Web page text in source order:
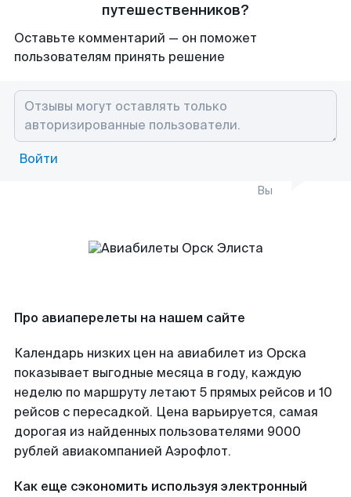
путешественников?
Оставьте комментарий — он поможет
пользователям принять решение
Войти
Вы
Про авиаперелеты на нашем сайте
Календарь низких цен на авиабилет из Орска
показывает выгодные месяца в году, каждую
неделю по маршруту летают 5 прямых рейсов и 10
рейсов с пересадкой. Цена варьируется, самая
дорогая из найденных пользователями 9000
рублей авиакомпанией Аэрофлот.
Как еще сэкономить используя электронный